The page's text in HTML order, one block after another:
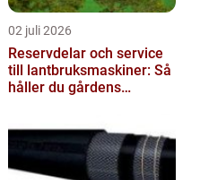
02 juli 2026
Reservdelar och service
till lantbruksmaskiner: Så
håller du gårdens